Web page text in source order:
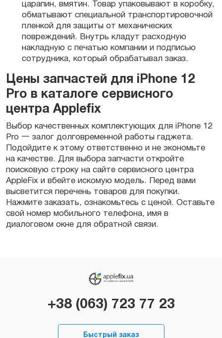
царапин, вмятин. Товар упаковывают в коробку,
обматывают специальной транспортировочной
пленкой для защиты от механических
повреждений. Внутрь кладут расходную
накладную с печатью компании и подписью
сотрудника, который обрабатывал заказ.
Цены запчастей для iPhone 12
Pro в каталоге сервисного
центра Applefix
Выбор качественных комплектующих для iPhone 12
Pro 一 залог долговременной работы гаджета.
Подойдите к этому ответственно и не экономьте
на качестве. Для выбора запчасти откройте
поисковую строку на сайте сервисного центра
Apple Fix и вбейте искомую модель. Перед вами
высветится перечень товаров для покупки.
Нажмите заказать, ознакомьтесь с ценой. Оставьте
свой номер мобильного телефона, имя в
диалоговом окне для обратной связи.
+38 (063) 723 77 23
Быстрый заказ